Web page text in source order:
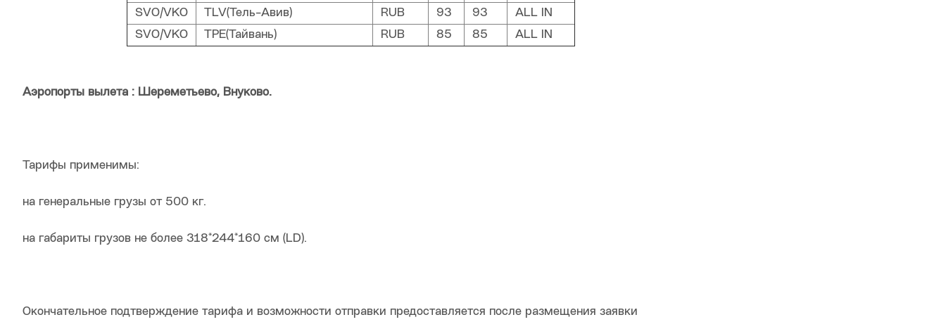
SVO/VKO
TLV(Тель-Авив) RUB 93 93
ALL IN
SVO/VKO
TPE(Тайвань) RUB 85 85 ALL IN
Аэропорты вылета : Шереметьево, Внуково.
Тарифы применимы:
на генеральные грузы от 500 кг.
на габариты грузов не более 318*244*160 см (LD).
Окончательное подтверждение тарифа и возможности отправки предоставляется после размещения заявки